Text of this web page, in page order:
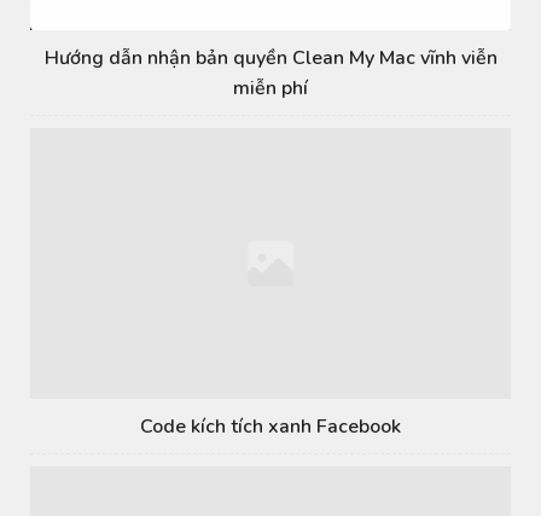
Hướng dẫn nhận bản quyền Clean My Mac vĩnh viễn
miễn phí
Code kích tích xanh Facebook